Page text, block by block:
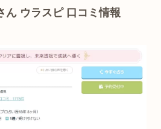
ん ウラスピ 口コミ情報